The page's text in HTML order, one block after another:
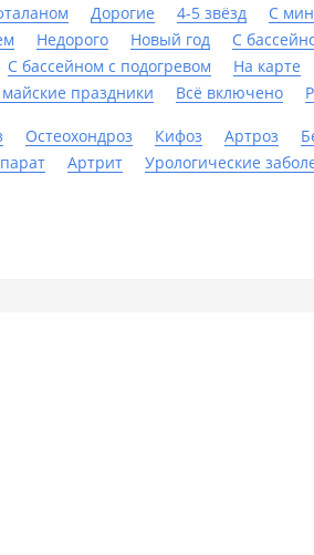
Дорогие 4-5 звёзд С
Недорого Новый год C
С бассейном с подогревом На карте
праздники Всё включено
Остеохондроз Кифоз Артроз
Артрит Урологические